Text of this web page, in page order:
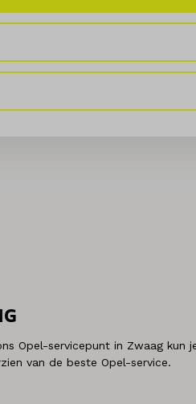
Opel-servicepunt in Zwaag
van de beste Opel-service.